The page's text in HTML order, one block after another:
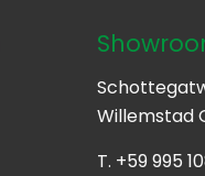
Willemstad
T. +59 995